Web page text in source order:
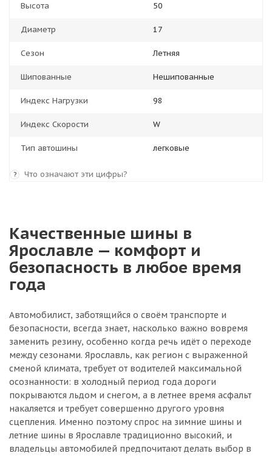
Высота 50
Диаметр 17
Сезон Летняя
Шипованные Нешипованные
Индекс Нагрузки 98
Индекс Скорости W
Тип автошины легковые
? Что означают эти цифры?
Качественные шины в
Ярославле — комфорт и
безопасность в любое время
года
Автомобилист, заботящийся о своём транспорте и
безопасности, всегда знает, насколько важно вовремя
заменить резину, особенно когда речь идёт о переходе
между сезонами. Ярославль, как регион с выраженной
сменой климата, требует от водителей максимальной
осознанности: в холодный период года дороги
покрываются льдом и снегом, а в летнее время асфальт
накаляется и требует совершенно другого уровня
сцепления. Именно поэтому спрос на зимние шины и
летние шины в Ярославле традиционно высокий, и
владельцы автомобилей предпочитают делать выбор в